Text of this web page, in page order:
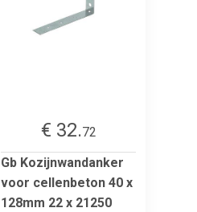
€ 32.72
Gb Kozijnwandanker
voor cellenbeton 40 x
128mm 22 x 21250